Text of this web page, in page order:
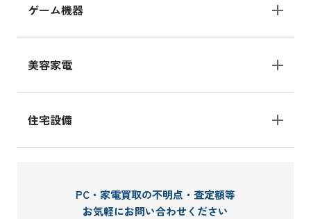
ゲーム機器
美容家電
住宅設備
PC・家電買取の不明点・査定額等
お気軽にお問い合わせください